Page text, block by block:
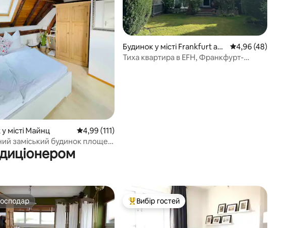
відгуки: 276
місті Майнц Середня оцінка: 4,99 з 5, відгуки: 111
4,99 (111)
заміський будинок площею
Будинок у місті Frankfurt am
Main
Середня оцінка: 4,96
4,96 (48)
Тиха квартира в EFH, Франкфурт-
Топ вибір гостей
Вибір гостей